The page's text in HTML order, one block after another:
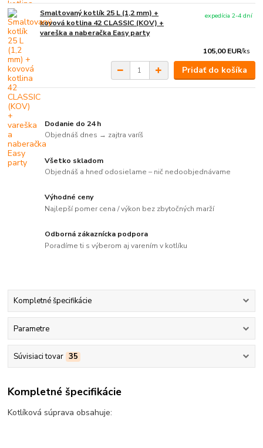
Smaltovaný kotlík 25 L (1,2 mm) +
kovová kotlina 42 CLASSIC (KOV) +
vareška a naberačka Easy party
105,00 EUR/ks
expedícia 2-4 dní
Pridať do košíka
Dodanie do 24 h
Objednáš dnes → zajtra varíš
Všetko skladom
Objednáš a hneď odosielame – nič nedoobjednávame
Výhodné ceny
Najlepší pomer cena / výkon bez zbytočných marží
Odborná zákaznícka podpora
Poradíme ti s výberom aj varením v kotlíku
Kompletné špecifikácie
Parametre
Súvisiaci tovar 35
Kompletné špecifikácie
Kotlíková súprava obsahuje: